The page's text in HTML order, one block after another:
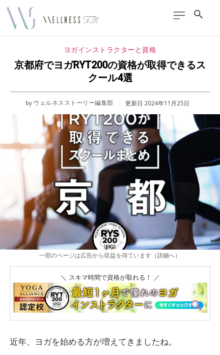
ヨガインストラクターと資格
京都府でヨガRYT200の資格が取得できるス
クール4選
by ウェルネスストーリー編集部 更新日 2024年11月25日
一部のページは広告から収益を得ています（詳細へ）
＼ スキマ時間で資格が取れる！ ／
近年、ヨガを始める方が増えてきましたね。